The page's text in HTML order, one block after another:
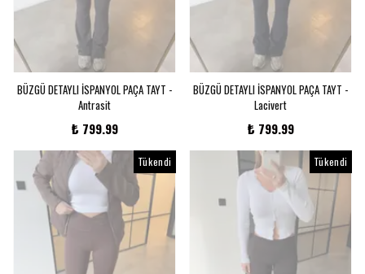
BÜZGÜ DETAYLI İSPANYOL PAÇA TAYT -
Antrasit
₺ 799.99
BÜZGÜ DETAYLI İSPANYOL PAÇA TAYT -
Lacivert
₺ 799.99
Tükendi Tükendi